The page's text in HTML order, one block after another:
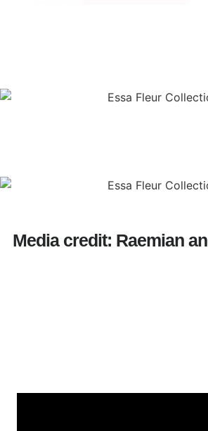
Media credit: Raemian